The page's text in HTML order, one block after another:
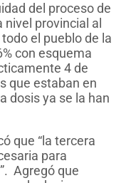
del proceso de
provincial al
el pueblo de la
con esquema
4 de
que estaban en
dosis ya se la han
que “la tercera
para
Agregó que